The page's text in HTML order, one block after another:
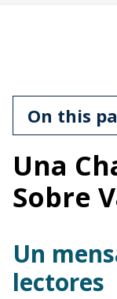
On this
Una
Sobre
Un
lectores